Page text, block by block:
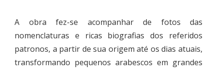
A obra fez-se acompanhar de fotos das
nomenclaturas e ricas biografias dos referidos
patronos, a partir de sua origem até os dias atuais,
transformando pequenos arabescos em grandes